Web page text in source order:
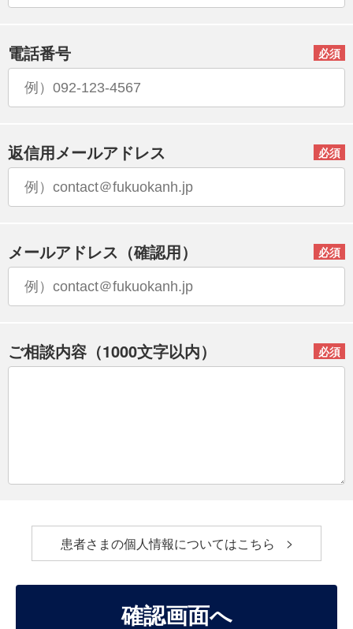
電話番号 必須
返信用メールアドレス 必須
メールアドレス（確認用） 必須
ご相談内容 （1000文字以内） 必須
患者さまの個人情報についてはこちら
確認画面へ